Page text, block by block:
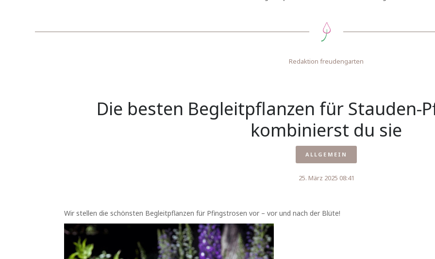
Redaktion freudengarten
Die besten Begleitpflanzen für Stauden-
kombinierst du sie
ALLGEMEIN
25. März 2025 08:41
Wir stellen die schönsten Begleitpflanzen für Pfingstrosen vor – vor und nach der Blüte!